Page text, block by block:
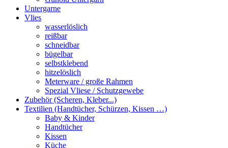
Untergarne
Vlies
wasserlöslich
reißbar
schneidbar
bügelbar
selbstklebend
hitzelöslich
Meterware / große Rahmen
Spezial Vliese / Schutzgewebe
Zubehör (Scheren, Kleber...)
Textilien (Handtücher, Schürzen, Kissen …)
Baby & Kinder
Handtücher
Kissen
Küche